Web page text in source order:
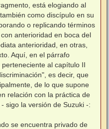
está elogiando al
como discípulo en su
o replicando términos
anterioridad en boca del
anterioridad, en otras,
Aquí, en el párrafo
al capítulo II
es decir, que
de lo que supone
relación con la práctica de
sigo la versión de Suzuki -:
se encuentra privado de